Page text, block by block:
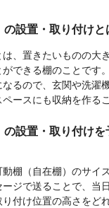
設置・取り付けと
、置きたいものの大
できる棚のことです
るので、玄関や洗濯
ースにも収納を作る
設置・取り付け
棚（自在棚）のサイ
ジで送ることで、当
付け位置の高さをど